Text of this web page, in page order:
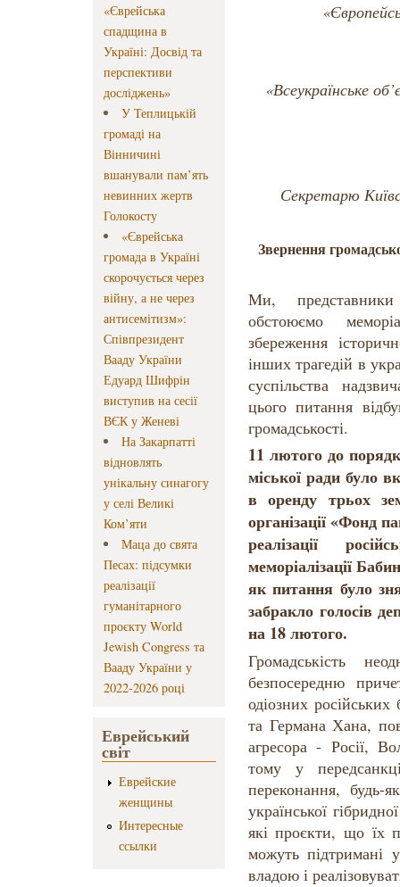
«Єврейська
спадщина в
Україні: Досвід та
перспективи
досліджень»
У Теплицькій
громаді на
Вінничині
вшанували пам’ять
невинних жертв
Голокосту
«Єврейська
громада в Україні
скорочується через
війну, а не через
антисемітизм»:
Співпрезидент
Вааду України
Едуард Шифрін
виступив на сесії
ВЄК у Женеві
На Закарпатті
відновлять
унікальну синагогу
у селі Великі
Ком’яти
Маца до свята
Песах: підсумки
реалізації
гуманітарного
проєкту World
Jewish Congress та
Вааду України у
2022-2026 році
Еврейський
світ
Еврейские
женщины
Интересные
ссылки
«Всеукраїнське
Секретарю
Звернення
Ми, представники
обстоюємо
збереження
інших трагедій в
суспільства
цього питання
громадськості.
11 лютого до
міської ради було
в оренду трьох
організації «Фонд
реалізації
меморіалізації
як питання було
забракло голосів
на 18 лютого.
Громадськість
безпосередню
одіозних
та Германа Хана,
агресора - Росії,
тому у
переконання, будь-
української
які проєкти, що їх
можуть підтримані
владою і